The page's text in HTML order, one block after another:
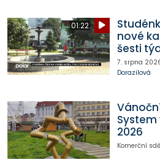
01:22
nové
šesti
7. srpna
Dorazilová
System
2026
Komerční